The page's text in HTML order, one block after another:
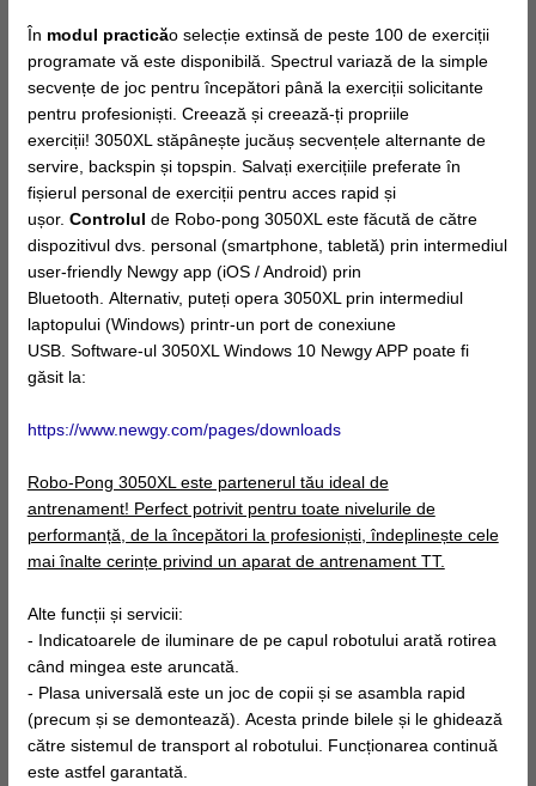
În modul practicăo selecție extinsă de peste 100 de exerciții
programate vă este disponibilă. Spectrul variază de la simple
secvențe de joc pentru începători până la exerciții solicitante
pentru profesioniști. Creează și creează-ți propriile
exerciții! 3050XL stăpânește jucăuș secvențele alternante de
servire, backspin și topspin. Salvați exercițiile preferate în
fișierul personal de exerciții pentru acces rapid și
ușor. Controlul de Robo-pong 3050XL este făcută de către
dispozitivul dvs. personal (smartphone, tabletă) prin intermediul
user-friendly Newgy app (iOS / Android) prin
Bluetooth. Alternativ, puteți opera 3050XL prin intermediul
laptopului (Windows) printr-un port de conexiune
USB. Software-ul 3050XL Windows 10 Newgy APP poate fi
găsit la:
https://www.newgy.com/pages/downloads
Robo-Pong 3050XL este partenerul tău ideal de
antrenament! Perfect potrivit pentru toate nivelurile de
performanță, de la începători la profesioniști, îndeplinește cele
mai înalte cerințe privind un aparat de antrenament TT.
Alte funcții și servicii:
- Indicatoarele de iluminare de pe capul robotului arată rotirea
când mingea este aruncată.
- Plasa universală este un joc de copii și se asambla rapid
(precum și se demontează). Acesta prinde bilele și le ghidează
către sistemul de transport al robotului. Funcționarea continuă
este astfel garantată.